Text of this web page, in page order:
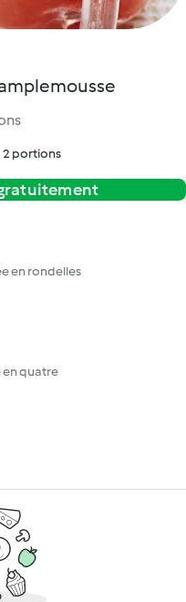
2 portions
en rondelles
en quatre